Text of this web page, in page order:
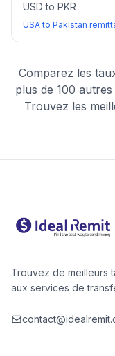
USD to PKR
USA to Pakistan
Comparez les
plus de 100
Trouvez les
Trouvez de meilleurs
aux services de